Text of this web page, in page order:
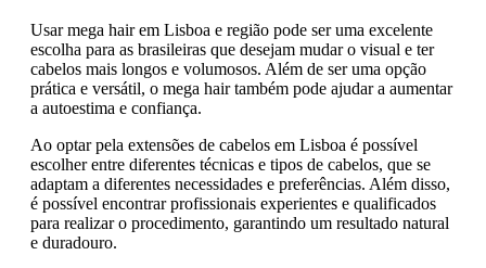
Usar mega hair em Lisboa e região pode ser uma excelente
escolha para as brasileiras que desejam mudar o visual e ter
cabelos mais longos e volumosos. Além de ser uma opção
prática e versátil, o mega hair também pode ajudar a aumentar
a autoestima e confiança.
Ao optar pela extensões de cabelos em Lisboa é possível
escolher entre diferentes técnicas e tipos de cabelos, que se
adaptam a diferentes necessidades e preferências. Além disso,
é possível encontrar profissionais experientes e qualificados
para realizar o procedimento, garantindo um resultado natural
e duradouro.